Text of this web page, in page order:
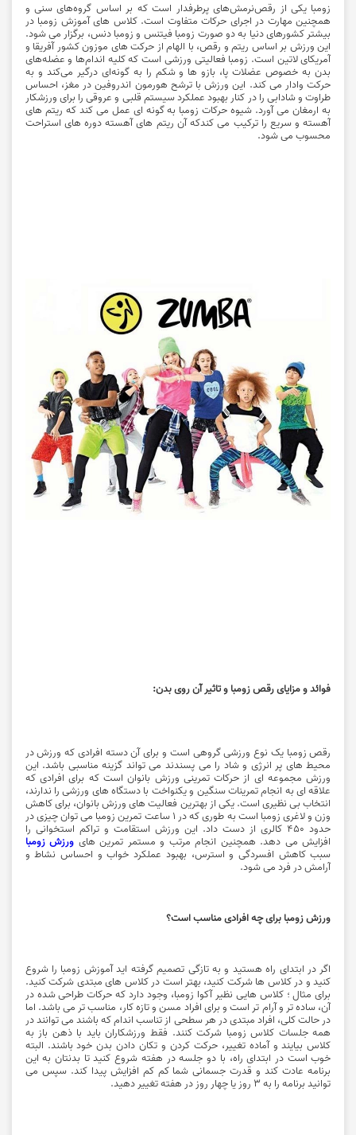
زومبا یکی از رقص‌نرمش‌های پرطرفدار است که بر اساس گروه‌های سنی و
همچنین مهارت در اجرای حرکات متفاوت است. کلاس های آموزش زومبا در
بیشتر کشورهای دنیا به دو صورت زومبا فیتنس و زومبا دنس، برگزار می شود.
این ورزش بر اساس ریتم و رقص، با الهام از حرکت های موزون کشور آفریقا و
آمریکای لاتین است. زومبا فعالیتی ورزشی است که کلیه اندام‌ها و عضله‌های
بدن به خصوص عضلات پا، بازو ها و شکم را به گونه‌ای درگیر می‌کند و به
حرکت وادار می کند. این ورزش با ترشح هورمون اندروفین در مغز، احساس
طراوت و شادابی را در کنار بهبود عملکرد سیستم قلبی و عروقی را برای ورزشکار
به ارمغان می آورد. شیوه حرکات زومبا به گونه ای عمل می کند که ریتم های
آهسته و سریع را ترکیب می کندکه آن ریتم های آهسته دوره های استراحت
محسوب می شود.
فوائد و مزایای رقص زومبا و تاثیر آن روی بدن:
رقص زومبا یک نوع ورزشی گروهی است و برای آن دسته افرادی که ورزش در
محیط های پر انرژی و شاد را می پسندند می تواند گزینه مناسبی باشد. این
ورزش مجموعه ای از حرکات تمرینی ورزش بانوان است که برای افرادی که
علاقه ای به انجام تمرینات سنگین و یکنواخت با دستگاه های ورزشی را ندارند،
انتخاب بی نظیری است. یکی از بهترین فعالیت های ورزش بانوان، برای کاهش
وزن و لاغری زومبا است به طوری که در ۱ ساعت تمرین زومبا می توان چیزی در
حدود ۴۵۰ کالری از دست داد. این ورزش استقامت و تراکم استخوانی را
افزایش می دهد. همچنین انجام مرتب و مستمر تمرین های ورزش زومبا
سبب کاهش افسردگی و استرس، بهبود عملکرد خواب و احساس نشاط و
آرامش در فرد می شود.
ورزش زومبا برای چه افرادی مناسب است؟
اگر در ابتدای راه هستید و به تازگی تصمیم گرفته اید آموزش زومبا را شروع
کنید و در کلاس ها شرکت کنید، بهتر است در کلاس های مبتدی شرکت کنید.
برای مثال ؛ کلاس هایی نظیر آکوا زومبا، وجود دارد که حرکات طراحی شده در
آن، ساده تر و آرام تر است و برای افراد مسن و تازه کار، مناسب تر می باشد. اما
در حالت کلی، افراد مبتدی در هر سطحی از تناسب اندام که باشند می توانند در
همه جلسات کلاس زومبا شرکت کنند. فقط ورزشکاران باید با ذهن باز به
کلاس بیایند و آماده تغییر، حرکت کردن و تکان دادن بدن خود باشند. البته
خوب است در ابتدای راه، با دو جلسه در هفته شروع کنید تا بدنتان به این
برنامه عادت کند و قدرت جسمانی شما کم کم افزایش پیدا کند. سپس می
توانید برنامه را به 3 روز یا چهار روز در هفته تغییر دهید.